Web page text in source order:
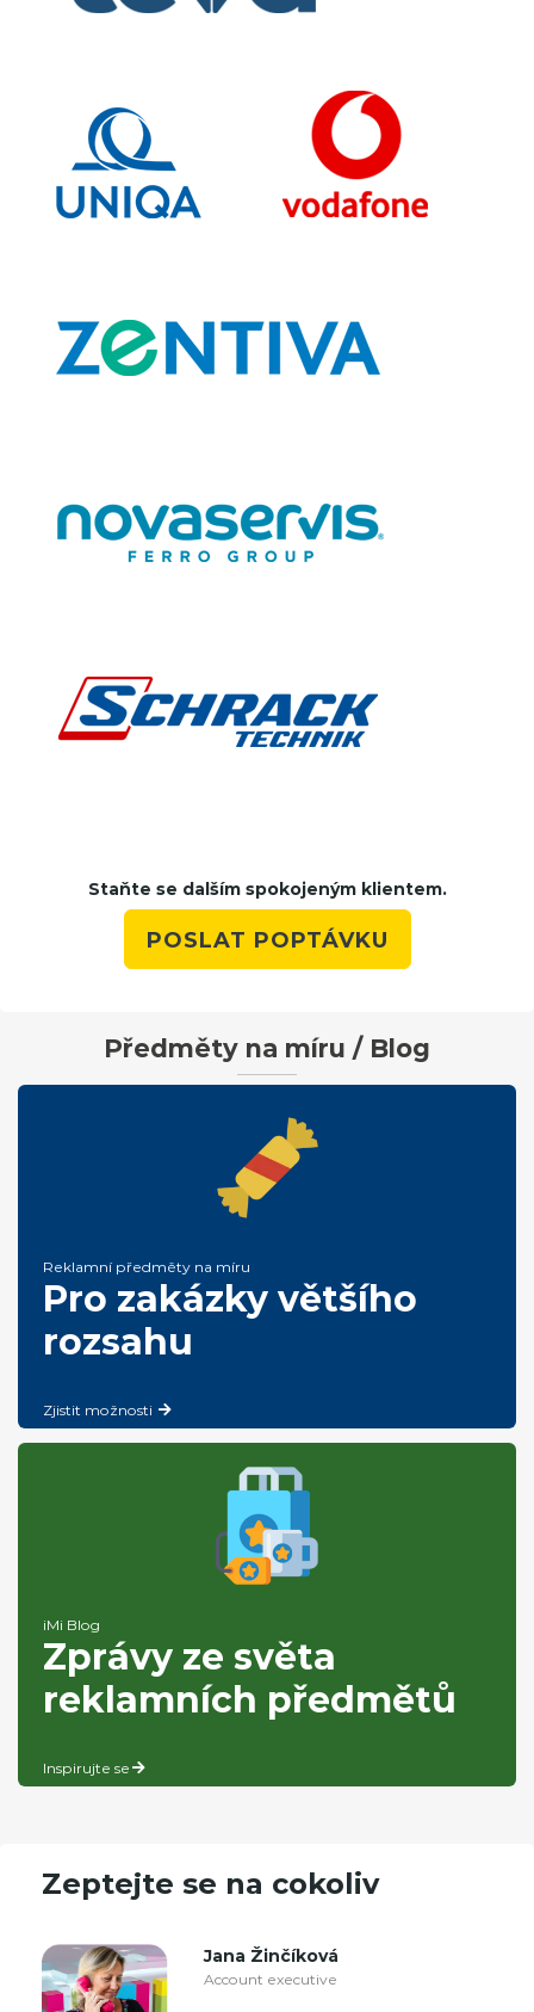
Staňte se dalším spokojeným klientem.
POSLAT POPTÁVKU
Předměty na míru / Blog
Reklamní předměty na míru
Pro zakázky většího
rozsahu
Zjistit možnosti
iMi Blog
Zprávy ze světa
reklamních předmětů
Inspirujte se
Zeptejte se na cokoliv
Jana Žinčíková
Account executive